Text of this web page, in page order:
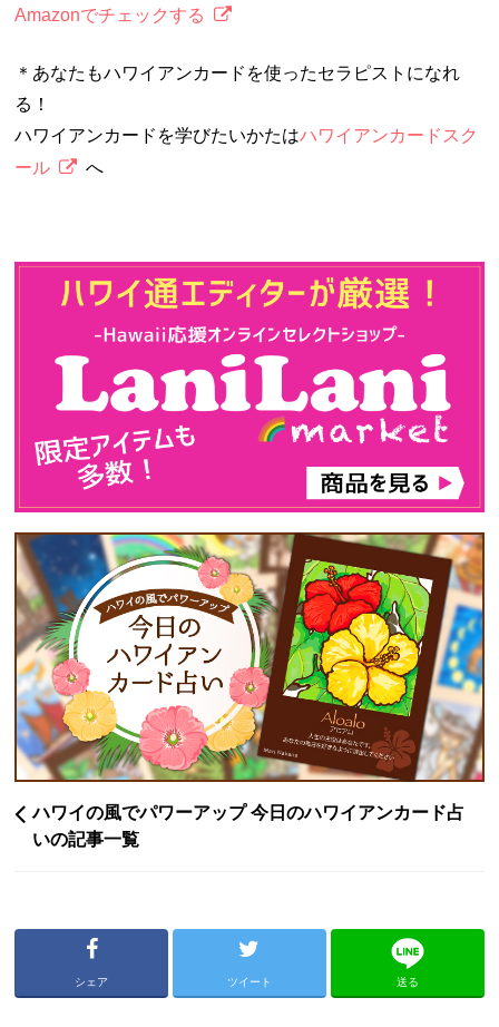
Amazonでチェックする
＊あなたもハワイアンカードを使ったセラピストになれ
る！
ハワイアンカードを学びたいかたはハワイアンカードスク
ール
へ
ハワイの風でパワーアップ 今日のハワイアンカード占
いの記事一覧
シェア ツイート 送る